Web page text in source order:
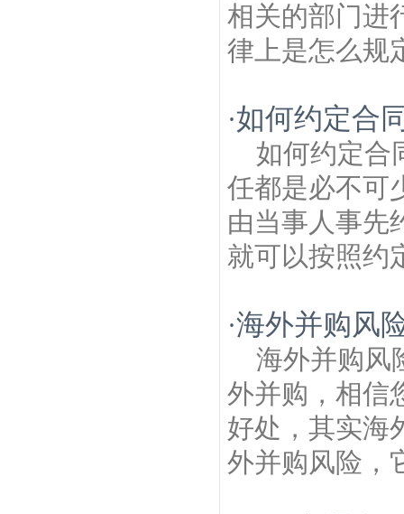
相关的部门进
律上是怎么规
·如何约定合
如何约定合
任都是必不可
由当事人事先
就可以按照约
·海外并购风
海外并购风
外并购，相信
好处，其实海
外并购风险，